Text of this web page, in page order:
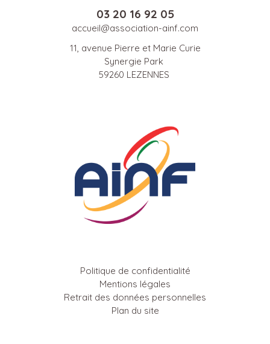
03 20 16 92 05
accueil@association-ainf.com
11, avenue Pierre et Marie Curie
Synergie Park
59260 LEZENNES
Politique de confidentialité
Mentions légales
Retrait des données personnelles
Plan du site